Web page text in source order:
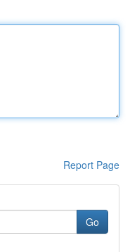
Report Page
Go